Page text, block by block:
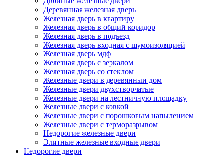
Деревянная железная дверь
Железная дверь в квартиру
Железная дверь в общий коридор
Железная дверь в подъезд
Железная дверь входная с шумоизоляцией
Железная дверь мдф
Железная дверь с зеркалом
Железная дверь со стеклом
Железные двери в деревянный дом
Железные двери двухстворчатые
Железные двери на лестничную площадку
Железные двери с ковкой
Железные двери с порошковым напылением
Железные двери с терморазрывом
Недорогие железные двери
Элитные железные входные двери
Недорогие двери